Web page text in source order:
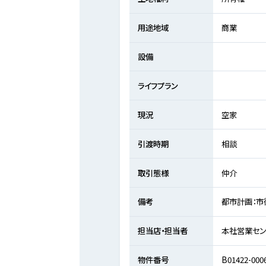
用途地域 商業
設備
ライフプラン
現況 空家
引渡時期 相談
取引態様 仲介
備考 都市計画：
担当店・担当者 本社営業セ
物件番号 B01422-